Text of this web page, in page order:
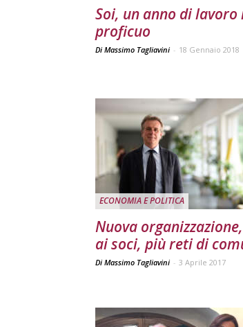
Soi, un anno di lavoro
proficuo
Di Massimo Tagliavini - 18 Gennaio 2018
ECONOMIA E POLITICA
Nuova organizzazione,
ai soci, più reti di
Di Massimo Tagliavini - 3 Aprile 2017